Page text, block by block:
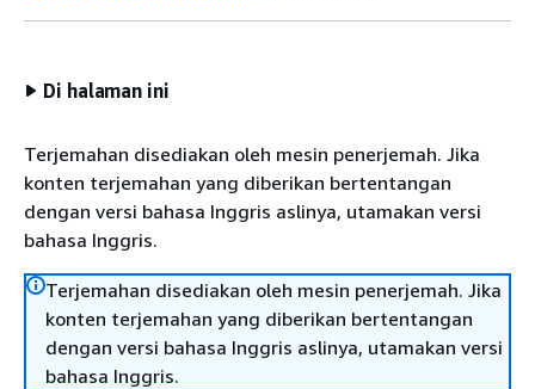
Di halaman ini
Terjemahan disediakan oleh mesin penerjemah. Jika
konten terjemahan yang diberikan bertentangan
dengan versi bahasa Inggris aslinya, utamakan versi
bahasa Inggris.
Terjemahan disediakan oleh mesin penerjemah. Jika
konten terjemahan yang diberikan bertentangan
dengan versi bahasa Inggris aslinya, utamakan versi
bahasa Inggris.